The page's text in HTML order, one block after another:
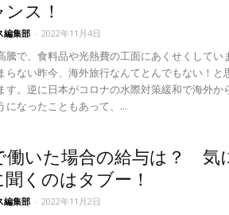
ス！
編集部 - 2022年11月4日
騰で、食料品や光熱費の工面にあくせくしてい
らない昨今、海外旅行なんてとんでもない！と
す。逆に日本がコロナの水際対策緩和で海外か
になったこともあって、...
働いた場合の給与は？ 気
聞くのはタブー！
編集部 - 2022年11月2日